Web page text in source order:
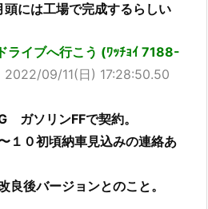
には工場で完成するらしい
ライブへ行こう (ﾜｯﾁｮｲ 7188-
2022/09/11(日) 17:28:50.50
ガソリンFFで契約。
１０初頃納車見込みの連絡あ
良後バージョンとのこと。